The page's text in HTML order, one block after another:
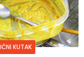
KUTAK